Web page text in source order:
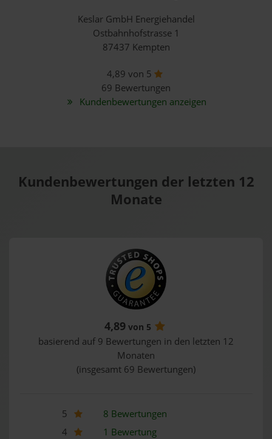
Keslar GmbH Energiehandel
Ostbahnhofstrasse 1
87437 Kempten
4,89 von 5
69 Bewertungen
Kundenbewertungen anzeigen
Kundenbewertungen der letzten 12
Monate
4,89 von 5
basierend auf 9 Bewertungen in den letzten 12
Monaten
(insgesamt 69 Bewertungen)
5
8 Bewertungen
4
1 Bewertung